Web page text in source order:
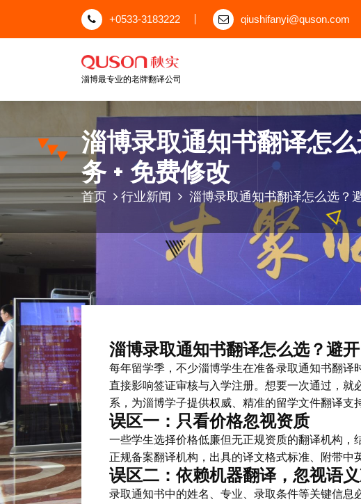
正
+0533-3183222 qiushifanyi@quson.com
淄博最专业的老牌翻译公司
淄博录取通知书翻译怎
务 + 免费修改
首页 行业新闻 淄博录取通知书翻译怎么选？
淄博录取通知书翻译怎么选？避
每年留学季，不少淄博学生在准备录取通知书翻译
直接影响签证审核与入学注册。想要一次通过，就
系，为淄博学子提供权威、精准的留学文件翻译支
误区一：只看价格忽视资质
一些学生选择价格低廉但无正规资质的翻译机构，
正规备案翻译机构，出具的译文格式标准、附带中
误区二：依赖机器翻译，忽视语
录取通知书中的姓名、专业、录取条件等关键信